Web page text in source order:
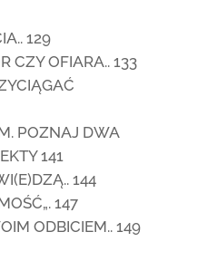
129
CZY OFIARA.. 133
POZNAJ DWA
141
144
147
ODBICIEM.. 149